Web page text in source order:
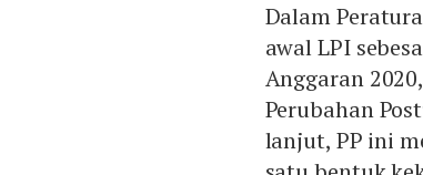
Dalam
awal LPI
Anggaran
Perubahan
lanjut, PP ini